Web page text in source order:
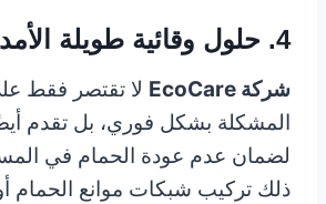
4. حلول وقائية طويلة الأمد
شركة EcoCare
لا تقتصر فقط
المشكلة بشكل فوري، بل تقدم
لضمان عدم عودة الحمام في
ذلك تركيب شبكات موانع الحمام